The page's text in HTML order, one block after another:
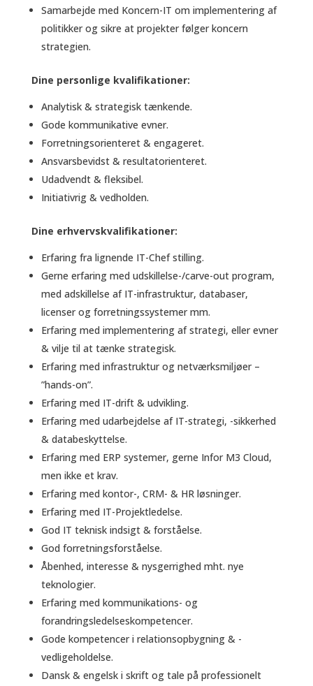
Samarbejde med Koncern-IT om implementering af
politikker og sikre at projekter følger koncern
strategien.
Dine personlige kvalifikationer:
Analytisk & strategisk tænkende.
Gode kommunikative evner.
Forretningsorienteret & engageret.
Ansvarsbevidst & resultatorienteret.
Udadvendt & fleksibel.
Initiativrig & vedholden.
Dine erhvervskvalifikationer:
Erfaring fra lignende IT-Chef stilling.
Gerne erfaring med udskillelse-/carve-out program,
med adskillelse af IT-infrastruktur, databaser,
licenser og forretningssystemer mm.
Erfaring med implementering af strategi, eller evner
& vilje til at tænke strategisk.
Erfaring med infrastruktur og netværksmiljøer –
”hands-on”.
Erfaring med IT-drift & udvikling.
Erfaring med udarbejdelse af IT-strategi, -sikkerhed
& databeskyttelse.
Erfaring med ERP systemer, gerne Infor M3 Cloud,
men ikke et krav.
Erfaring med kontor-, CRM- & HR løsninger.
Erfaring med IT-Projektledelse.
God IT teknisk indsigt & forståelse.
God forretningsforståelse.
Åbenhed, interesse & nysgerrighed mht. nye
teknologier.
Erfaring med kommunikations- og
forandringsledelseskompetencer.
Gode kompetencer i relationsopbygning & -
vedligeholdelse.
Dansk & engelsk i skrift og tale på professionelt